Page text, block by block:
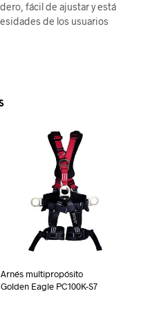
fácil de ajustar y está
de los usuarios
Arnés multipropósito
Golden Eagle PC100K-S7